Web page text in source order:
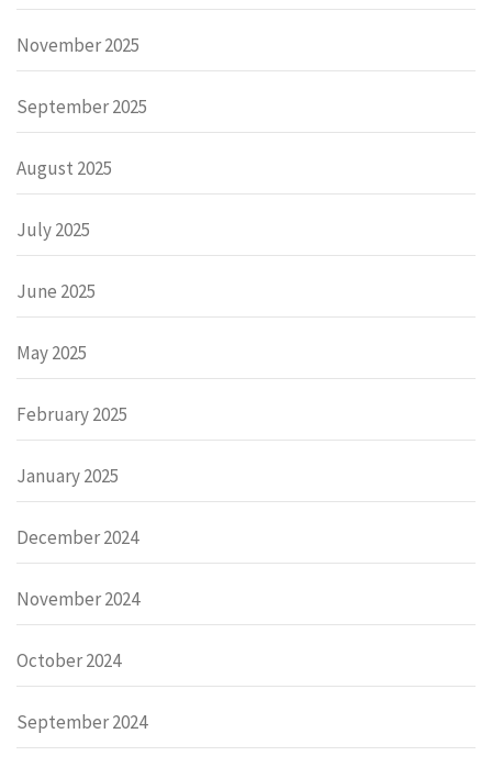
November 2025
September 2025
August 2025
July 2025
June 2025
May 2025
February 2025
January 2025
December 2024
November 2024
October 2024
September 2024